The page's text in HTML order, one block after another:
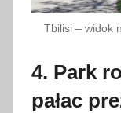
Tbilisi – widok
4. Park
pałac